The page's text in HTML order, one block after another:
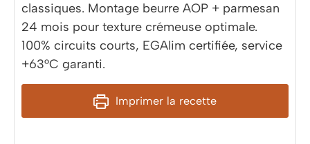
classiques. Montage beurre AOP + parmesan
24 mois pour texture crémeuse optimale.
100% circuits courts, EGAlim certifiée, service
+63°C garanti.
Imprimer la recette